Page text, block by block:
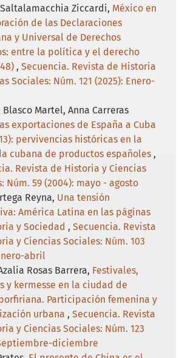
Ziccardi, México en
de las Declaraciones
y Universal de Derechos
entre la política y el derecho
, Secuencia. Revista de Historia
Sociales: Núm. 121 (2025): Enero-
Blasco Martel, Anna Carreras
exportaciones de España a Cuba
pervivencias históricas en la
cubana de productos españoles ,
Revista de Historia y Ciencias
Núm. 59 (2004): mayo - agosto
Reyna, Una tensión
América Latina en las páginas
y Sociedad , Secuencia. Revista
y Ciencias Sociales: Núm. 103
abril
Rosas Barrera, Festivales,
y kermesse en la ciudad de
Participación femenina y
urbana , Secuencia. Revista
y Ciencias Sociales: Núm. 123
diciembre